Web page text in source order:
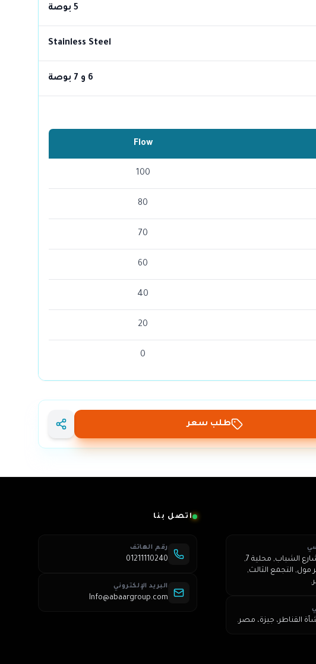
5 بوصة
Stainless Steel
6 و 7 بوصة
Flow
100
80
70
60
40
20
0
طلب سعر
عمارة 250, شارع الشباب, محلية 7,
مول, التجمع الثالث,
القناطر، جيزة، مصر.
اتصل بنا
رقم الهاتف
01211110240
البريد الإلكتروني
Info@abaargroup.com